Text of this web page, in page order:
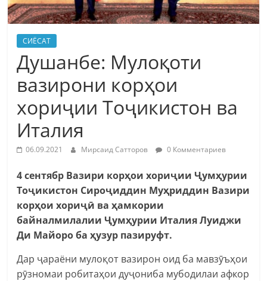
СИЁСАТ
Душанбе: Мулоқоти
вазирони корҳои
хориҷии Тоҷикистон ва
Италия
06.09.2021 Мирсаид Сатторов 0 Комментариев
4 сентябр Вазири корҳои хориҷии Ҷумҳурии
Тоҷикистон Сироҷиддин Муҳриддин Вазири
корҳои хориҷӣ ва ҳамкории
байналмилалии Ҷумҳурии Италия Луиджи
Ди Майоро ба ҳузур пазируфт.
Дар ҷараёни мулоқот вазирон оид ба мавзӯъҳои
рӯзномаи робитаҳои дуҷониба мубодилаи афкор